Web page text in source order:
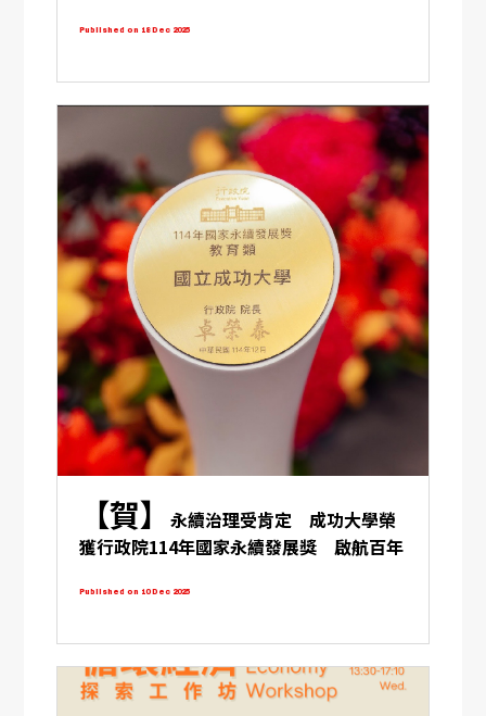
Published on 18 Dec 2025
【賀】永續治理受肯定 成功大學榮
獲行政院114年國家永續發展獎 啟航百年
Published on 10 Dec 2025